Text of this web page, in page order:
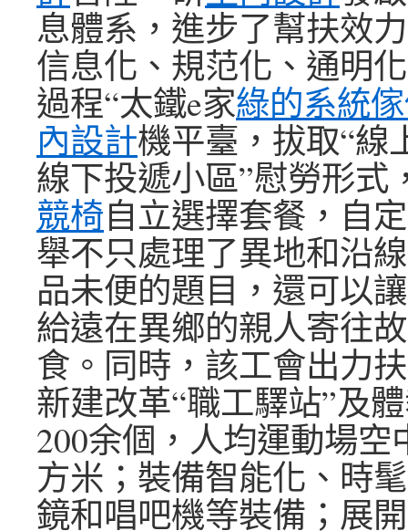
息體系，進步了幫扶效
信息化、規范化、通明
過程“太鐵e家綠的系統
內設計機平臺，拔取“線
線下投遞小區”慰勞形式
競椅自立選擇套餐，自
舉不只處理了異地和沿
品未便的題目，還可以
給遠在異鄉的親人寄往
食。同時，該工會出力
新建改革“職工驛站”及
200余個，人均運動場空
方米；裝備智能化、時
鏡和唱吧機等裝備；展